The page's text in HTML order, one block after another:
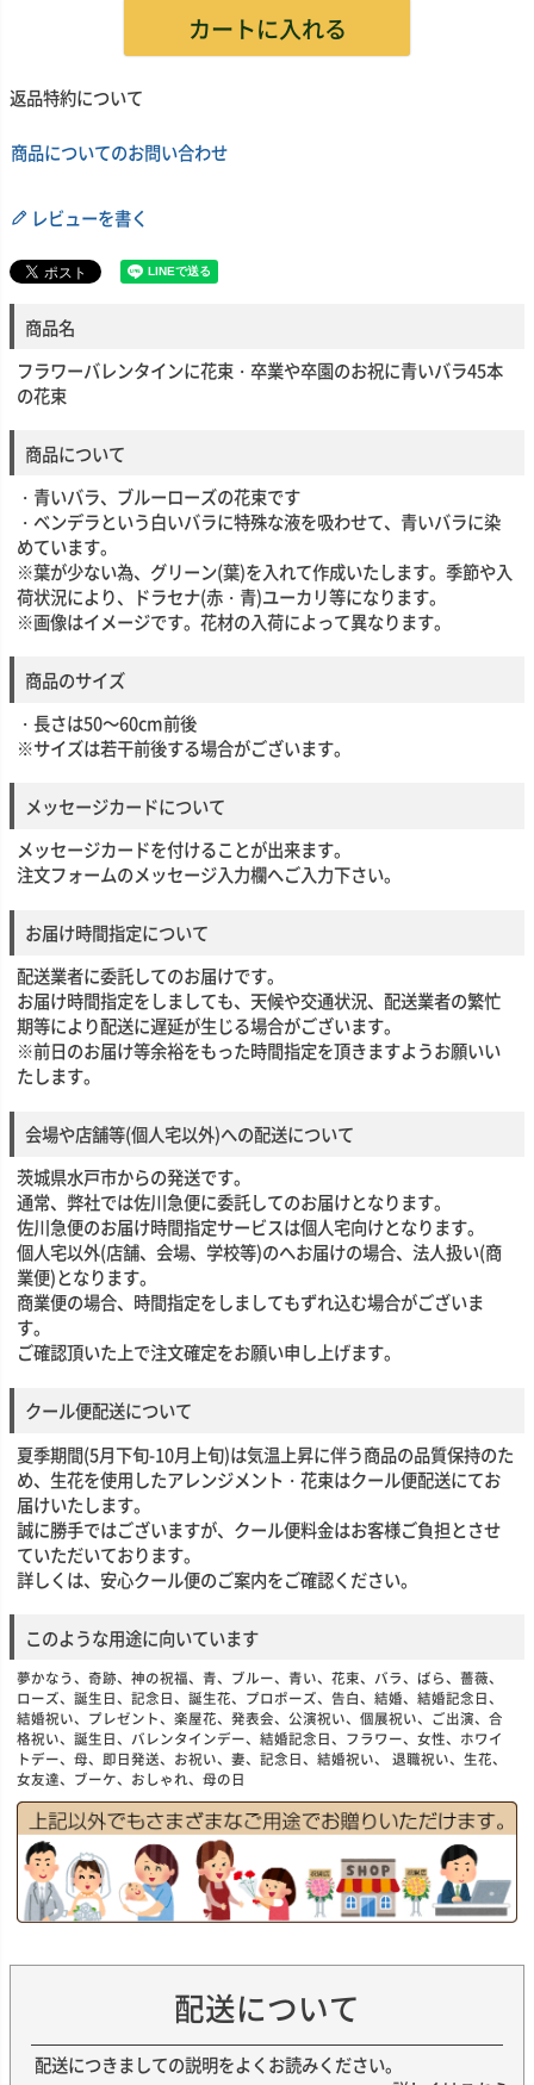
カートに入れる
返品特約について
商品についてのお問い合わせ
レビューを書く
商品名
フラワーバレンタインに花束・卒業や卒園のお祝に青いバラ45本
の花束
商品について
・青いバラ、ブルーローズの花束です
・ベンデラという白いバラに特殊な液を吸わせて、青いバラに染
めています。
※葉が少ない為、グリーン(葉)を入れて作成いたします。季節や入
荷状況により、ドラセナ(赤・青)ユーカリ等になります。
※画像はイメージです。花材の入荷によって異なります。
商品のサイズ
・長さは50～60cm前後
※サイズは若干前後する場合がございます。
メッセージカードについて
メッセージカードを付けることが出来ます。
注文フォームのメッセージ入力欄へご入力下さい。
お届け時間指定について
配送業者に委託してのお届けです。
お届け時間指定をしましても、天候や交通状況、配送業者の繁忙
期等により配送に遅延が生じる場合がございます。
※前日のお届け等余裕をもった時間指定を頂きますようお願いい
たします。
会場や店舗等(個人宅以外)への配送について
茨城県水戸市からの発送です。
通常、弊社では佐川急便に委託してのお届けとなります。
佐川急便のお届け時間指定サービスは個人宅向けとなります。
個人宅以外(店舗、会場、学校等)のへお届けの場合、法人扱い(商
業便)となります。
商業便の場合、時間指定をしましてもずれ込む場合がございま
す。
ご確認頂いた上で注文確定をお願い申し上げます。
クール便配送について
夏季期間(5月下旬-10月上旬)は気温上昇に伴う商品の品質保持のた
め、生花を使用したアレンジメント・花束はクール便配送にてお
届けいたします。
誠に勝手ではございますが、クール便料金はお客様ご負担とさせ
ていただいております。
詳しくは、安心クール便のご案内をご確認ください。
このような用途に向いています
夢かなう、奇跡、神の祝福、青、ブルー、青い、花束、バラ、ばら、薔薇、
ローズ、誕生日、記念日、誕生花、プロポーズ、告白、結婚、結婚記念日、
結婚祝い、プレゼント、楽屋花、発表会、公演祝い、個展祝い、ご出演、合
格祝い、誕生日、バレンタインデー、結婚記念日、フラワー、女性、ホワイ
トデー、母、即日発送、お祝い、妻、記念日、結婚祝い、 退職祝い、生花、
女友達、ブーケ、おしゃれ、母の日
配送について
配送につきましての説明をよくお読みください。